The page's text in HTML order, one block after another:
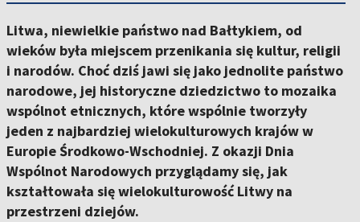
Litwa, niewielkie państwo nad Bałtykiem, od
wieków była miejscem przenikania się kultur, religii
i narodów. Choć dziś jawi się jako jednolite państwo
narodowe, jej historyczne dziedzictwo to mozaika
wspólnot etnicznych, które wspólnie tworzyły
jeden z najbardziej wielokulturowych krajów w
Europie Środkowo-Wschodniej. Z okazji Dnia
Wspólnot Narodowych przyglądamy się, jak
kształtowała się wielokulturowość Litwy na
przestrzeni dziejów.